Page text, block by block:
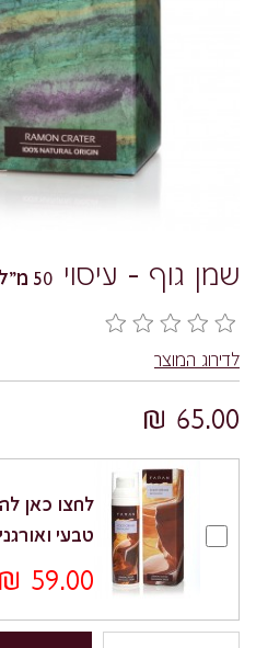
שמן גוף - עיסוי 50 מ"ל
לדירוג המוצר
65.00 ₪
לחצו כאן
טבעי ואורגני
59.00 ₪